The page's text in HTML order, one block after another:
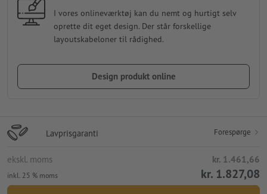
I vores onlineværktøj kan du nemt og hurtigt selv
oprette dit eget design. Der står forskellige
layoutskabeloner til rådighed.
Design produkt online
Lavprisgaranti Forespørge
ekskl. moms kr. 1.461,66
inkl. 25 % moms kr. 1.827,08